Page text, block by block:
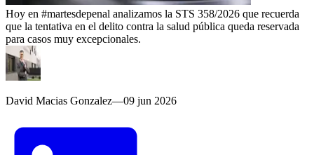
Hoy en #martesdepenal analizamos la STS 358/2026 que recuerda
que la tentativa en el delito contra la salud pública queda reservada
para casos muy excepcionales.
David Macias Gonzalez—09 jun 2026